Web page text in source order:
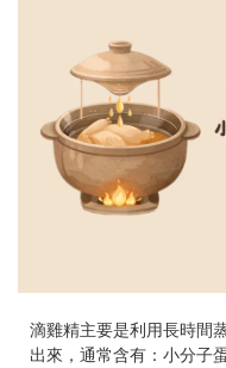
滴雞精主要是利用長時間
出來，通常含有：小分子